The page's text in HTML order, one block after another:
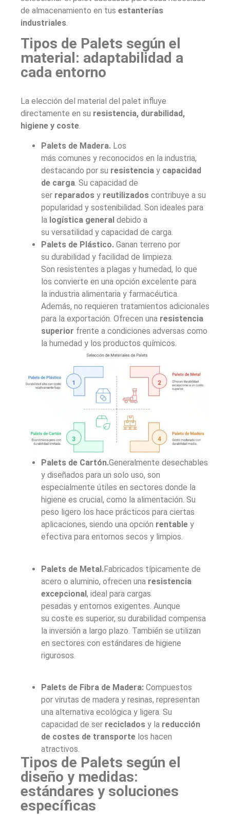
de almacenamiento en tus estanterías
industriales.
Tipos de Palets según el
material: adaptabilidad a
cada entorno
La elección del material del palet influye
directamente en su resistencia, durabilidad,
higiene y coste.
Palets de Madera. Los
más comunes y reconocidos en la industria,
destacando por su resistencia y capacidad
de carga. Su capacidad de
ser reparados y reutilizados contribuye a su
popularidad y sostenibilidad. Son ideales para
la logística general debido a
su versatilidad y capacidad de carga.
Palets de Plástico. Ganan terreno por
su durabilidad y facilidad de limpieza.
Son resistentes a plagas y humedad, lo que
los convierte en una opción excelente para
la industria alimentaria y farmacéutica.
Además, no requieren tratamientos adicionales
para la exportación. Ofrecen una resistencia
superior frente a condiciones adversas como
la humedad y los productos químicos.
Palets de Cartón.Generalmente desechables
y diseñados para un solo uso, son
especialmente útiles en sectores donde la
higiene es crucial, como la alimentación. Su
peso ligero los hace prácticos para ciertas
aplicaciones, siendo una opción rentable y
efectiva para entornos secos y limpios.
Palets de Metal.Fabricados típicamente de
acero o aluminio, ofrecen una resistencia
excepcional, ideal para cargas
pesadas y entornos exigentes. Aunque
su coste es superior, su durabilidad compensa
la inversión a largo plazo. También se utilizan
en sectores con estándares de higiene
rigurosos.
Palets de Fibra de Madera: Compuestos
por virutas de madera y resinas, representan
una alternativa ecológica y ligera. Su
capacidad de ser reciclados y la reducción
de costes de transporte los hacen
atractivos.
Tipos de Palets según el
diseño y medidas:
estándares y soluciones
específicas